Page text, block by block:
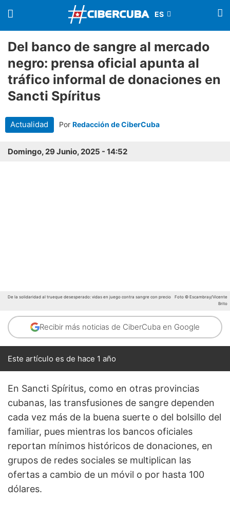
Del banco de sangre al mercado
negro: prensa oficial apunta al
tráfico informal de donaciones en
Sancti Spíritus
Actualidad Por Redacción de CiberCuba
Domingo, 29 Junio, 2025 - 14:52
De la solidaridad al trueque desesperado: vidas en juego contra sangre con precio
Foto © Escambray/Vicente
Brito
Recibir más noticias de CiberCuba en Google
Este artículo es de hace 1 año
En Sancti Spíritus, como en otras provincias
cubanas, las transfusiones de sangre dependen
cada vez más de la buena suerte o del bolsillo del
familiar, pues mientras los bancos oficiales
reportan mínimos históricos de donaciones, en
grupos de redes sociales se multiplican las
ofertas a cambio de un móvil o por hasta 100
dólares.